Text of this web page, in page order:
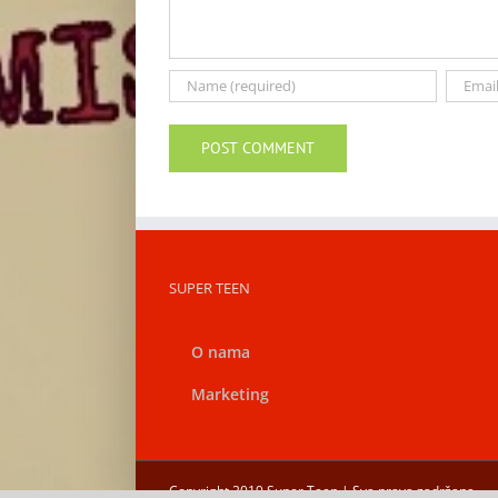
SUPER TEEN
O nama
Marketing
Copyright 2019 Super Teen | Sva prava zadržana